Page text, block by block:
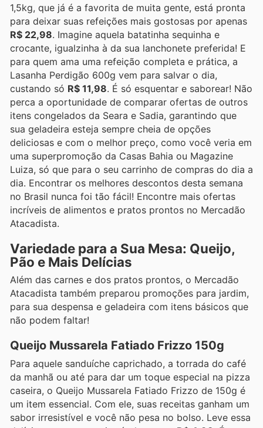
1,5kg, que já é a favorita de muita gente, está pronta
para deixar suas refeições mais gostosas por apenas
R$ 22,98. Imagine aquela batatinha sequinha e
crocante, igualzinha à da sua lanchonete preferida! E
para quem ama uma refeição completa e prática, a
Lasanha Perdigão 600g vem para salvar o dia,
custando só R$ 11,98. É só esquentar e saborear! Não
perca a oportunidade de comparar ofertas de outros
itens congelados da Seara e Sadia, garantindo que
sua geladeira esteja sempre cheia de opções
deliciosas e com o melhor preço, como você veria em
uma superpromoção da Casas Bahia ou Magazine
Luiza, só que para o seu carrinho de compras do dia a
dia. Encontrar os melhores descontos desta semana
no Brasil nunca foi tão fácil! Encontre mais ofertas
incríveis de alimentos e pratos prontos no Mercadão
Atacadista.
Variedade para a Sua Mesa: Queijo,
Pão e Mais Delícias
Além das carnes e dos pratos prontos, o Mercadão
Atacadista também preparou promoções para jardim,
para sua despensa e geladeira com itens básicos que
não podem faltar!
Queijo Mussarela Fatiado Frizzo 150g
Para aquele sanduíche caprichado, a torrada do café
da manhã ou até para dar um toque especial na pizza
caseira, o Queijo Mussarela Fatiado Frizzo de 150g é
um item essencial. Com ele, suas receitas ganham um
sabor irresistível e você não pesa no bolso. Leve essa